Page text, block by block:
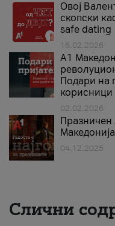
Овој
скопски
safe dating
16.02.2026
А1
Подари на
корисници
02.02.2026
Празничен
04.12.2025
Слични